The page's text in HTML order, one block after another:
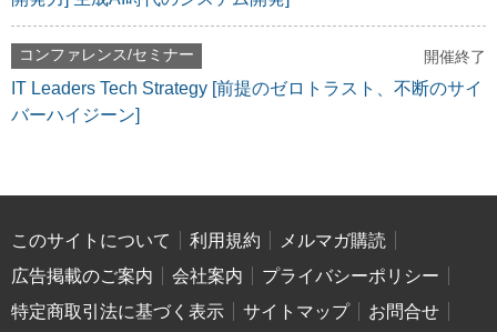
コンファレンス/セミナー 開催終了
IT Leaders Tech Strategy [前提のゼロトラスト、不断のサイ
バーハイジーン]
このサイトについて 利用規約
メルマガ購読
広告掲載のご案内
会社案内
プライバシーポリシー
特定商取引法に基づく表示
サイトマップ
お問合せ